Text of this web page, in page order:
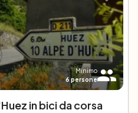
Minimo
6 persone
in bici da corsa